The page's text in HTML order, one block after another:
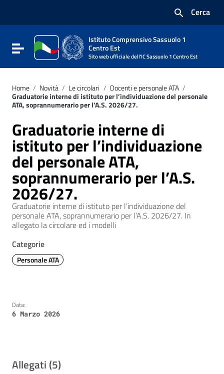
Vai al footer
Cerca
Attiva / disattiva la navigazione
Istituto Comprensivo Sassuolo 1
Centro Est
Sito web ufficiale dell'IC Sassuolo 1 Centro Est
Home / Novità / Le circolari / Docenti e personale ATA /
Graduatorie interne di istituto per l’individuazione del personale
ATA, soprannumerario per l’A.S. 2026/27.
Graduatorie interne di
istituto per l’individuazione
del personale ATA,
soprannumerario per l’A.S.
2026/27.
Graduatorie interne di istituto per l’individuazione del
personale ATA, soprannumerario per l’A.S. 2026/27. In
allegato la circolare ed i modelli
Categorie
Personale ATA
Data:
6 Marzo 2026
Allegati (5)